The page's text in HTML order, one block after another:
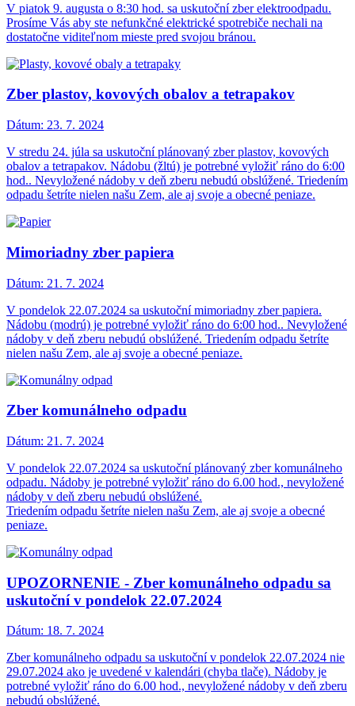
V piatok 9. augusta o 8:30 hod. sa uskutoční zber elektroodpadu.
Prosíme Vás aby ste nefunkčné elektrické spotrebiče nechali na
dostatočne viditeľnom mieste pred svojou bránou.
Zber plastov, kovových obalov a tetrapakov
Dátum: 23. 7. 2024
V stredu 24. júla sa uskutoční plánovaný zber plastov, kovových
obalov a tetrapakov. Nádobu (žltú) je potrebné vyložiť ráno do 6:00
hod.. Nevyložené nádoby v deň zberu nebudú obslúžené. Triedením
odpadu šetríte nielen našu Zem, ale aj svoje a obecné peniaze.
Mimoriadny zber papiera
Dátum: 21. 7. 2024
V pondelok 22.07.2024 sa uskutoční mimoriadny zber papiera.
Nádobu (modrú) je potrebné vyložiť ráno do 6:00 hod.. Nevyložené
nádoby v deň zberu nebudú obslúžené. Triedením odpadu šetríte
nielen našu Zem, ale aj svoje a obecné peniaze.
Zber komunálneho odpadu
Dátum: 21. 7. 2024
V pondelok 22.07.2024 sa uskutoční plánovaný zber komunálneho
odpadu. Nádoby je potrebné vyložiť ráno do 6.00 hod., nevyložené
nádoby v deň zberu nebudú obslúžené.
Triedením odpadu šetríte nielen našu Zem, ale aj svoje a obecné
peniaze.
UPOZORNENIE - Zber komunálneho odpadu sa
uskutoční v pondelok 22.07.2024
Dátum: 18. 7. 2024
Zber komunálneho odpadu sa uskutoční v pondelok 22.07.2024 nie
29.07.2024 ako je uvedené v kalendári (chyba tlače). Nádoby je
potrebné vyložiť ráno do 6.00 hod., nevyložené nádoby v deň zberu
nebudú obslúžené.